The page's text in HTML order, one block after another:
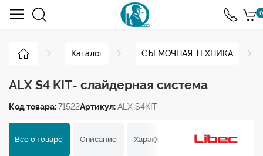
0
Каталог СЪЁМОЧНАЯ ТЕХНИКА
ALX S4 KIT- слайдерная система
Код товара:71522Артикул:ALX S4KIT
Все о товаре Описание Характеристики Отзывы